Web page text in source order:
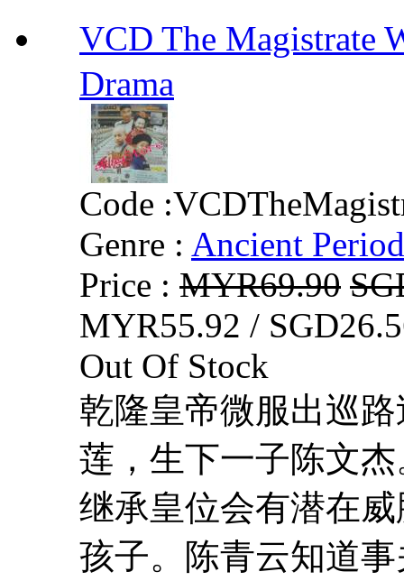
VCD The Magistrate
Drama
Code :
Genre : Ancient Period
Price : MYR69.90
MYR55.92 /
Out Of Stock
乾隆皇帝微服出巡
莲，生下一子陈文
继承皇位会有潜在
孩子。陈青云知道